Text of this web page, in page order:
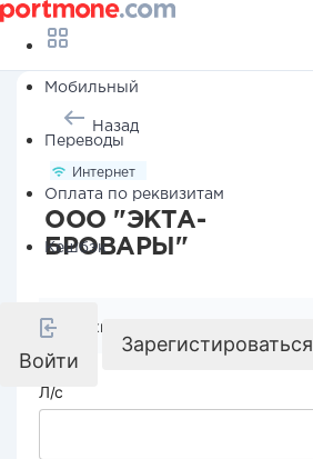
Мобильный
Переводы
Оплата по реквизитам
Кешбэк
Войти
Зарегистироваться
Назад
Интернет
ООО "ЭКТА-
БРОВАРЫ"
Реквизиты компании
Л/с